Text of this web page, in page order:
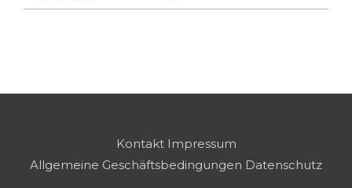
Kontakt Impressum
Allgemeine Geschäftsbedingungen Datenschutz